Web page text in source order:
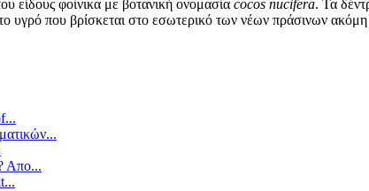
είδους φοίνικα με βοτανική ονομασία cocos nucifera. Τα
υγρό που βρίσκεται στο εσωτερικό των νέων πράσινων
Απο...